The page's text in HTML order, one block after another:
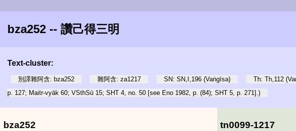
bza252 -- 讚己得三明
Text-cluster:
別譯雜阿含: bza252 雜阿含: za1217 SN: SN,I,196 (Vaṅgīsa) Th: Th,112
p. 127; Maitr-vyāk 60; VSthSū 15; SHT 4, no. 50 [see Eno 1982, p. (84); SHT 5, p. 271].)
bza252 tn0099-1217